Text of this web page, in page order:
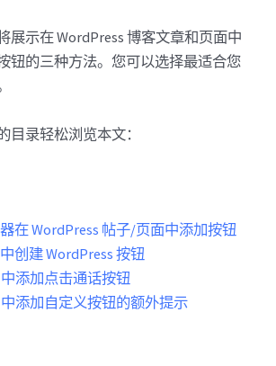
展示在 WordPress 博客文章和页面中
钮的三种方法。您可以选择最适合您
目录轻松浏览本文：
在 WordPress 帖子/页面中添加按钮
创建 WordPress 按钮
添加点击通话按钮
中添加自定义按钮的额外提示